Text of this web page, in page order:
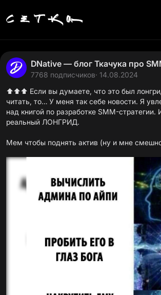
DNative — блог Ткачука про
7768 подписчиков· 14.08.2024
⬆️⬆️⬆️ Если вы думаете, что это был
читать, то… У меня так себе новости. Я
над книгой по разработке SMM-стратегии.
реальный ЛОНГРИД.
Мем чтобы поднять актив (ну и мне